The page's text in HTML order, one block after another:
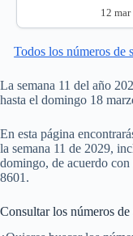
12
Todos los números de
La semana 11 del año
hasta el domingo 18
En esta página
la semana 11 de 2029,
domingo, de acuerdo
8601.
Consultar los números de